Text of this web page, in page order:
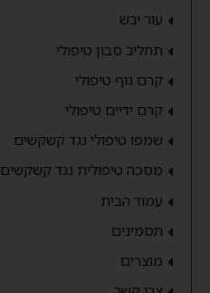
עור יבש
תחליב סבון טיפולי
קרם גוף טיפולי
קרם ידיים טיפולי
שמפו טיפולי נגד קשקשים
מסכה טיפולית נגד קשקשים
עמוד הבית
תסמינים
מוצרים